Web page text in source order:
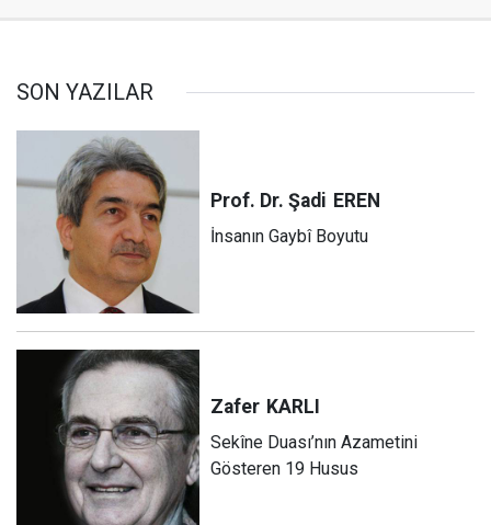
SON YAZILAR
Prof. Dr. Şadi EREN
İnsanın Gaybî Boyutu
Zafer KARLI
Sekîne Duası’nın Azametini
Gösteren 19 Husus